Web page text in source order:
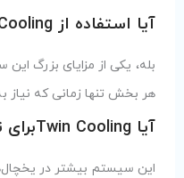
آیا استفاده از Twin Coolingباعث کاهش مصرف انرژی می‌شود؟
بله، یکی از مزایای بزرگ
هر بخش تنها زمانی که
آیا Twin Coolingبرای تمامی یخچال‌ها مناسب است؟
این سیستم بیشتر در